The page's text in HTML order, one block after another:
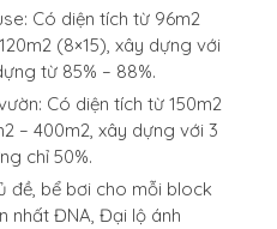
Có diện tích từ 96m2
(8×15), xây dựng với
từ 85% – 88%.
Có diện tích từ 150m2
– 400m2, xây dựng với 3
chỉ 50%.
đề, bể bơi cho mỗi block
nhất ĐNA, Đại lộ ánh